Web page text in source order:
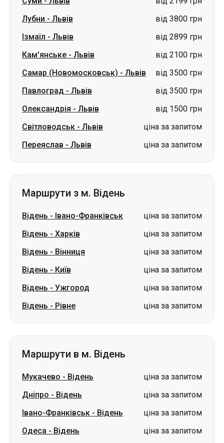
Лубни - Львів
від 3800 грн
Ізмаїл - Львів
від 2899 грн
Кам'янське - Львів
від 2100 грн
Самар (Новомосковськ) - Львів
від 3500 грн
Павлоград - Львів
від 3500 грн
Олександрія - Львів
від 1500 грн
Світловодськ - Львів
ціна за запитом
Переяслав - Львів ціна за запитом
Маршрути з м. Відень
Відень - Івано-Франківськ
ціна за запитом
Відень - Харків
ціна за запитом
Відень - Вінниця
ціна за запитом
Відень - Київ
ціна за запитом
Відень - Ужгород
ціна за запитом
Відень - Рівне ціна за запитом
Маршрути в м. Відень
Мукачево - Відень
ціна за запитом
Дніпро - Відень
ціна за запитом
Івано-Франківськ - Відень
ціна за запитом
Одеса - Відень
ціна за запитом